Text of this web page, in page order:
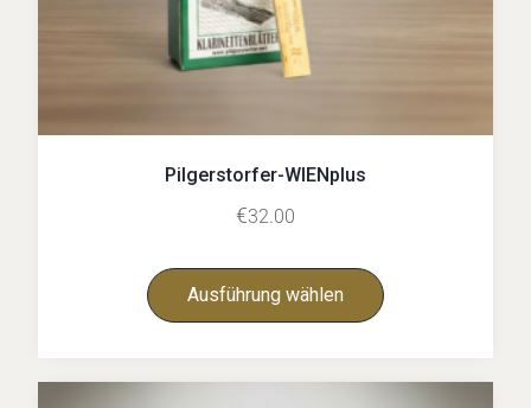
Pilgerstorfer-WIENplus
€32.00
Ausführung wählen